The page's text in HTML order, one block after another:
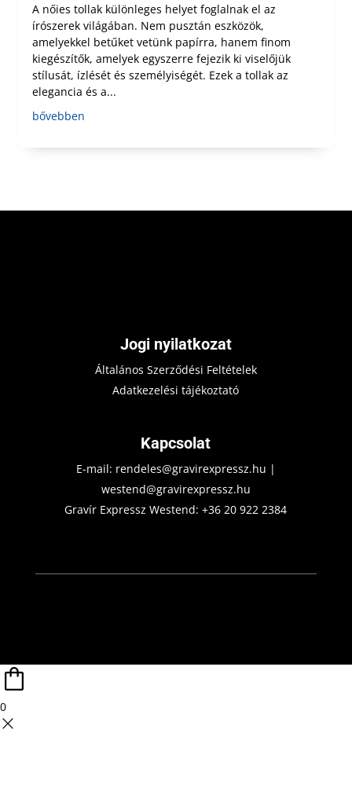
A nőies tollak különleges helyet foglalnak el az
írószerek világában. Nem pusztán eszközök,
amelyekkel betűket vetünk papírra, hanem finom
kiegészítők, amelyek egyszerre fejezik ki viselőjük
stílusát, ízlését és személyiségét. Ezek a tollak az
elegancia és a...
bővebben
Jogi nyilatkozat
Általános Szerződési Feltételek
Adatkezelési tájékoztató
Kapcsolat
E-mail: rendeles@gravirexpressz.hu |
westend@gravirexpressz.hu
Gravír Expressz Westend:+36 20 922 2384
0